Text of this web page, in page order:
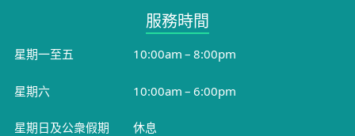
服務時間​
星期一至五 10:00am – 8:00pm
星期六 10:00am – 6:00pm
星期日及公衆假期 休息